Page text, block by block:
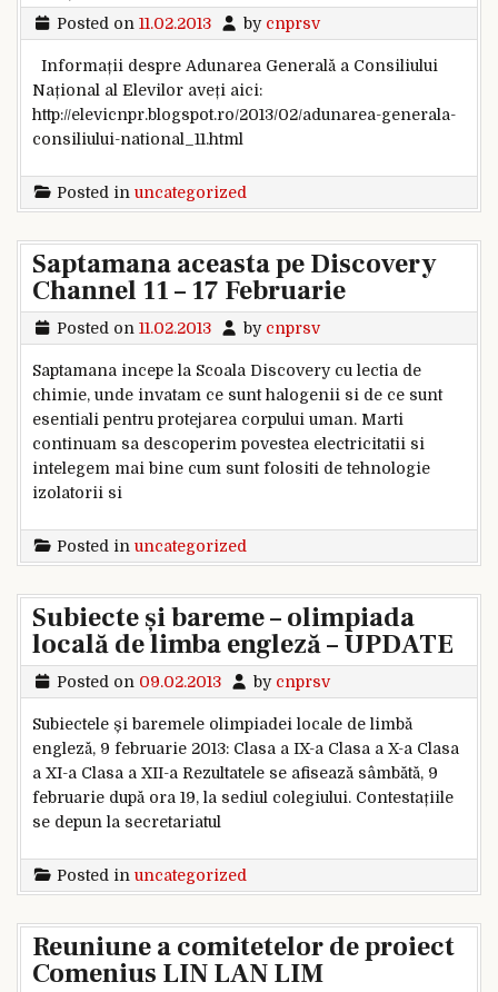
Posted on 11.02.2013 by cnprsv
Informații despre Adunarea Generală a Consiliului
Național al Elevilor aveți aici:
http://elevicnpr.blogspot.ro/2013/02/adunarea-generala-
consiliului-national_11.html
Posted in uncategorized
Saptamana aceasta pe Discovery
Channel 11 – 17 Februarie
Posted on 11.02.2013 by cnprsv
Saptamana incepe la Scoala Discovery cu lectia de
chimie, unde invatam ce sunt halogenii si de ce sunt
esentiali pentru protejarea corpului uman. Marti
continuam sa descoperim povestea electricitatii si
intelegem mai bine cum sunt folositi de tehnologie
izolatorii si
Posted in uncategorized
Subiecte și bareme – olimpiada
locală de limba engleză – UPDATE
Posted on 09.02.2013 by cnprsv
Subiectele și baremele olimpiadei locale de limbă
engleză, 9 februarie 2013: Clasa a IX-a Clasa a X-a Clasa
a XI-a Clasa a XII-a Rezultatele se afisează sâmbătă, 9
februarie după ora 19, la sediul colegiului. Contestațiile
se depun la secretariatul
Posted in uncategorized
Reuniune a comitetelor de proiect
Comenius LIN LAN LIM